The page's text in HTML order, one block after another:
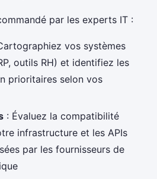
par les experts IT :
vos systèmes
outils RH) et identifiez les
prioritaires selon vos
: Évaluez la compatibilité
infrastructure et les APIs
par les fournisseurs de